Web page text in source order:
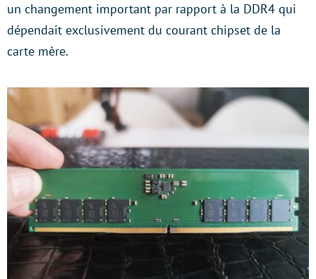
un changement important par rapport à la DDR4 qui
dépendait exclusivement du courant chipset de la
carte mère.